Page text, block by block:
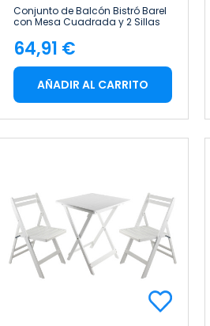
Conjunto de Balcón Bistró Barel
con Mesa Cuadrada y 2 Sillas
7house
Precio
64,91 €
AÑADIR AL CARRITO